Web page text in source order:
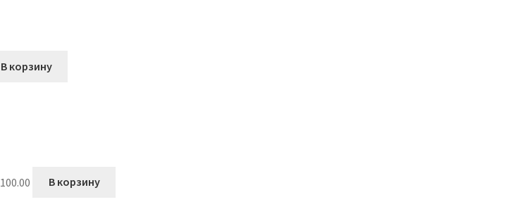
В корзину
100.00 В корзину